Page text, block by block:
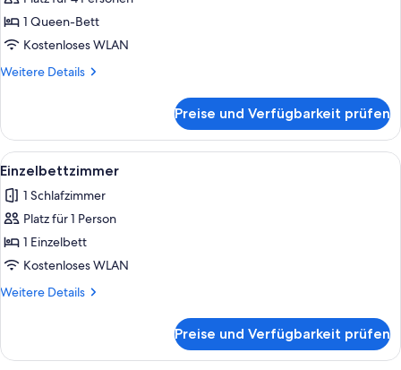
1 Queen-Bett
Kostenloses WLAN
Weitere Details
Weitere
barrierefrei
Preise und Verfügbarkeit prüfen
Alle
Fotos
für
Einzelbettzimmer
anzeigen
Ein modernes Hotelzimmer mit Bett,
6
Einzelbettzimmer
1 Schlafzimmer
Platz für 1 Person
1 Einzelbett
Kostenloses WLAN
Weitere Details
Weitere
Preise und Verfügbarkeit prüfen